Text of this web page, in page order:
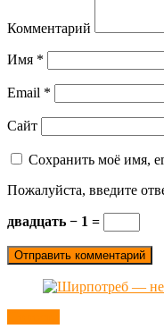
Комментарий
Имя *
Email *
Сайт
Сохранить моё имя,
Пожалуйста, введите
двадцать − 1 =